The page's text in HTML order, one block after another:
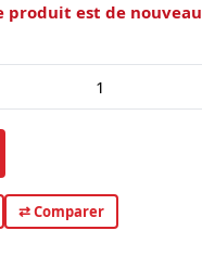
produit est de nouveau
⇄ Comparer